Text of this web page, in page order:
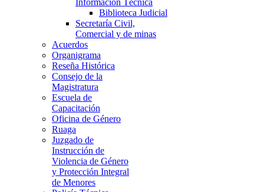
Información Técnica
Biblioteca Judicial
Secretaría Civil,
Comercial y de minas
Acuerdos
Organigrama
Reseña Histórica
Consejo de la
Magistratura
Escuela de
Capacitación
Oficina de Género
Ruaga
Juzgado de
Instrucción de
Violencia de Género
y Protección Integral
de Menores